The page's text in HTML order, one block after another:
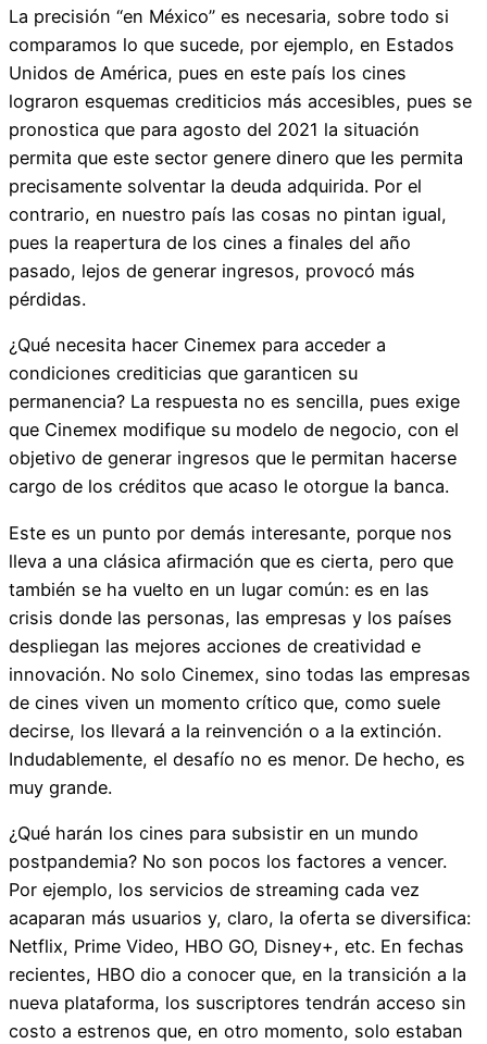
La precisión “en México” es necesaria, sobre todo si
comparamos lo que sucede, por ejemplo, en Estados
Unidos de América, pues en este país los cines
lograron esquemas crediticios más accesibles, pues se
pronostica que para agosto del 2021 la situación
permita que este sector genere dinero que les permita
precisamente solventar la deuda adquirida. Por el
contrario, en nuestro país las cosas no pintan igual,
pues la reapertura de los cines a finales del año
pasado, lejos de generar ingresos, provocó más
pérdidas.
¿Qué necesita hacer Cinemex para acceder a
condiciones crediticias que garanticen su
permanencia? La respuesta no es sencilla, pues exige
que Cinemex modifique su modelo de negocio, con el
objetivo de generar ingresos que le permitan hacerse
cargo de los créditos que acaso le otorgue la banca.
Este es un punto por demás interesante, porque nos
lleva a una clásica afirmación que es cierta, pero que
también se ha vuelto en un lugar común: es en las
crisis donde las personas, las empresas y los países
despliegan las mejores acciones de creatividad e
innovación. No solo Cinemex, sino todas las empresas
de cines viven un momento crítico que, como suele
decirse, los llevará a la reinvención o a la extinción.
Indudablemente, el desafío no es menor. De hecho, es
muy grande.
¿Qué harán los cines para subsistir en un mundo
postpandemia? No son pocos los factores a vencer.
Por ejemplo, los servicios de streaming cada vez
acaparan más usuarios y, claro, la oferta se diversifica:
Netflix, Prime Video, HBO GO, Disney+, etc. En fechas
recientes, HBO dio a conocer que, en la transición a la
nueva plataforma, los suscriptores tendrán acceso sin
costo a estrenos que, en otro momento, solo estaban